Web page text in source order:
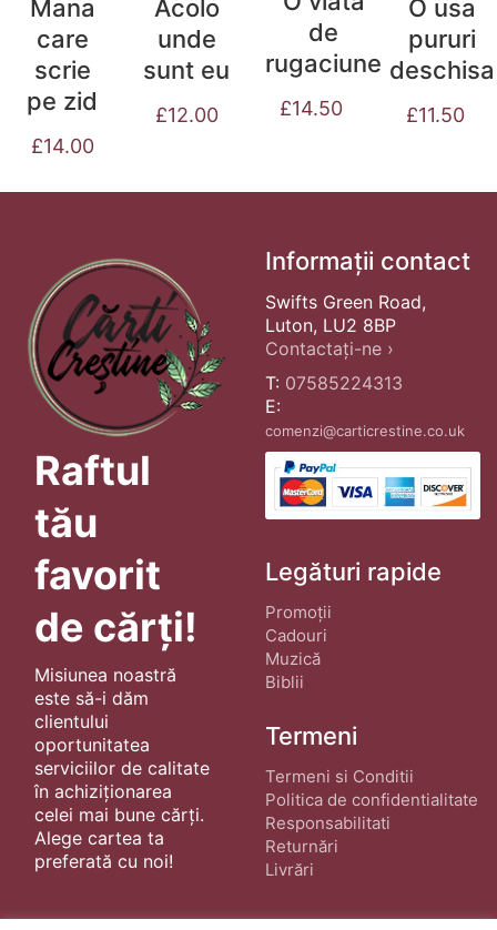
Mana
care
scrie
pe zid
£14.00
Acolo
unde
sunt eu
£12.00
de
rugaciune
£14.50
O usa
pururi
deschisa
£11.50
Raftul
tău
favorit
de cărți!
Misiunea noastră
este să-i dăm
clientului
oportunitatea
serviciilor de calitate
în achiziționarea
celei mai bune cărți.
Alege cartea ta
preferată cu noi!
Informații contact
Swifts Green Road,
Luton, LU2 8BP
Contactați-ne ›
T: 07585224313
E:
comenzi@carticrestine.co.uk
Legături rapide
Promoții
Cadouri
Muzică
Biblii
Termeni
Termeni si Conditii
Politica de confidentialitate
Responsabilitati
Returnări
Livrări